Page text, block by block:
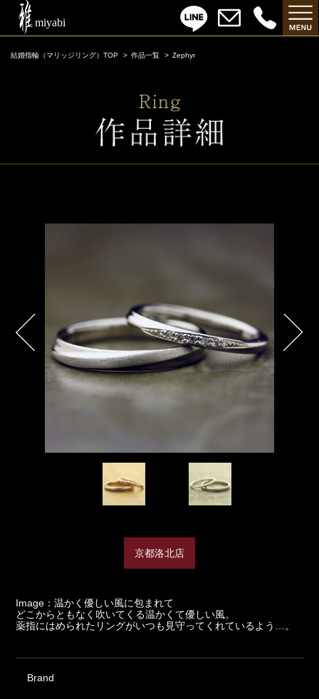
結婚指輪（マリッジリング）TOP 作品一覧 Zephyr
京都洛北店
Image：温かく優しい風に包まれて
どこからともなく吹いてくる温かくて優しい風。
薬指にはめられたリングがいつも見守ってくれているよう…。
Brand